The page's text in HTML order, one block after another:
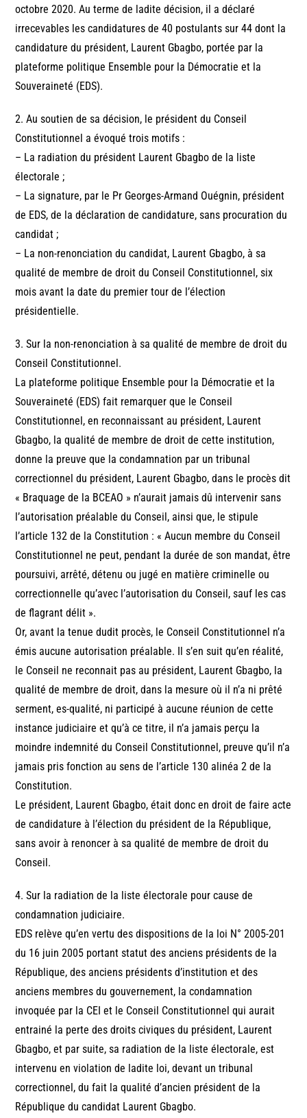
octobre 2020. Au terme de ladite décision, il a déclaré
irrecevables les candidatures de 40 postulants sur 44 dont la
candidature du président, Laurent Gbagbo, portée par la
plateforme politique Ensemble pour la Démocratie et la
Souveraineté (EDS).
2. Au soutien de sa décision, le président du Conseil
Constitutionnel a évoqué trois motifs :
– La radiation du président Laurent Gbagbo de la liste
électorale ;
– La signature, par le Pr Georges-Armand Ouégnin, président
de EDS, de la déclaration de candidature, sans procuration du
candidat ;
– La non-renonciation du candidat, Laurent Gbagbo, à sa
qualité de membre de droit du Conseil Constitutionnel, six
mois avant la date du premier tour de l’élection
présidentielle.
3. Sur la non-renonciation à sa qualité de membre de droit du
Conseil Constitutionnel.
La plateforme politique Ensemble pour la Démocratie et la
Souveraineté (EDS) fait remarquer que le Conseil
Constitutionnel, en reconnaissant au président, Laurent
Gbagbo, la qualité de membre de droit de cette institution,
donne la preuve que la condamnation par un tribunal
correctionnel du président, Laurent Gbagbo, dans le procès dit
« Braquage de la BCEAO » n’aurait jamais dû intervenir sans
l’autorisation préalable du Conseil, ainsi que, le stipule
l’article 132 de la Constitution : « Aucun membre du Conseil
Constitutionnel ne peut, pendant la durée de son mandat, être
poursuivi, arrêté, détenu ou jugé en matière criminelle ou
correctionnelle qu’avec l’autorisation du Conseil, sauf les cas
de flagrant délit ».
Or, avant la tenue dudit procès, le Conseil Constitutionnel n’a
émis aucune autorisation préalable. Il s’en suit qu’en réalité,
le Conseil ne reconnait pas au président, Laurent Gbagbo, la
qualité de membre de droit, dans la mesure où il n’a ni prêté
serment, es-qualité, ni participé à aucune réunion de cette
instance judiciaire et qu’à ce titre, il n’a jamais perçu la
moindre indemnité du Conseil Constitutionnel, preuve qu’il n’a
jamais pris fonction au sens de l’article 130 alinéa 2 de la
Constitution.
Le président, Laurent Gbagbo, était donc en droit de faire acte
de candidature à l’élection du président de la République,
sans avoir à renoncer à sa qualité de membre de droit du
Conseil.
4. Sur la radiation de la liste électorale pour cause de
condamnation judiciaire.
EDS relève qu’en vertu des dispositions de la loi N° 2005-201
du 16 juin 2005 portant statut des anciens présidents de la
République, des anciens présidents d’institution et des
anciens membres du gouvernement, la condamnation
invoquée par la CEI et le Conseil Constitutionnel qui aurait
entrainé la perte des droits civiques du président, Laurent
Gbagbo, et par suite, sa radiation de la liste électorale, est
intervenu en violation de ladite loi, devant un tribunal
correctionnel, du fait la qualité d’ancien président de la
République du candidat Laurent Gbagbo.